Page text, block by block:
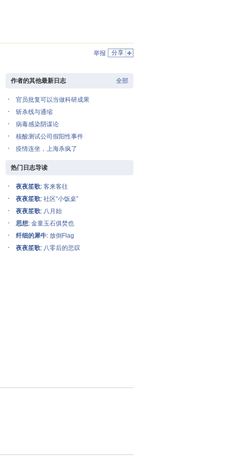
分享
举报
全部
作者的其他最新日志
官员批复可以当做科研成果
斩杀线与通缩
病毒感染阴谋论
核酸测试公司假阳性事件
疫情连坐，上海杀疯了
热门日志导读
夜夜笙歌: 客来客往
夜夜笙歌: 社区“小饭桌”
夜夜笙歌: 八月始
思想: 金童玉石俱焚也
纤细的犀牛: 放倒Flag
夜夜笙歌: 八零后的悲叹